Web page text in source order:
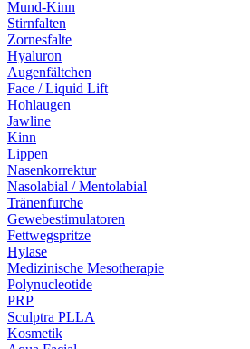
Mund-Kinn
Stirnfalten
Zornesfalte
Hyaluron
Augenfältchen
Face / Liquid Lift
Hohlaugen
Jawline
Kinn
Lippen
Nasenkorrektur
Nasolabial / Mentolabial
Tränenfurche
Gewebestimulatoren
Fettwegspritze
Hylase
Medizinische Mesotherapie
Polynucleotide
PRP
Sculptra PLLA
Kosmetik